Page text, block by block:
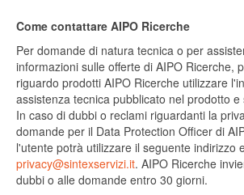
Come contattare AIPO Ricerche
Per domande di natura tecnica o per
informazioni sulle offerte di AIPO Ricerche,
riguardo prodotti AIPO Ricerche utilizzare
assistenza tecnica pubblicato nel prodotto e
In caso di dubbi o reclami riguardanti la
domande per il Data Protection Officer di
l'utente potrà utilizzare il seguente indirizzo
privacy@sintexservizi.it. AIPO Ricerche
dubbi o alle domande entro 30 giorni.